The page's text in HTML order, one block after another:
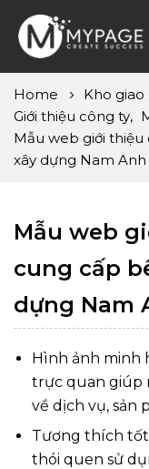
Home
Kho giao
Giới thiệu công ty,
Mẫu web giới
xây dựng Nam Anh
Mẫu web
cung cấp
dựng Nam
Hình ảnh minh
trực quan giúp
về dịch vụ, sản
Tương thích
thói quen sử